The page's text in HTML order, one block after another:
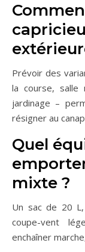
Prévoir des
la course, salle
jardinage –
résigner au
Quel
mixte ?
Un sac de 20
coupe-vent
enchaîner